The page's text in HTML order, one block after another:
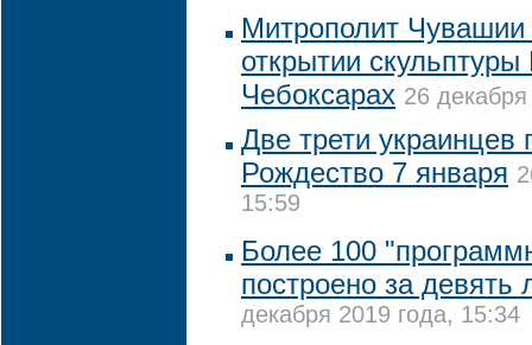
Митрополит Чувашии
открытии
Чебоксарах 26
Две трети украинцев
Рождество 7 января
15:59
Более 100
построено за девять
декабря 2019 года, 15:34